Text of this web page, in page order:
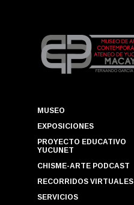
MUSEO
EXPOSICIONES
PROYECTO EDUCATIVO
YUCUNET
CHISME-ARTE PODCAST
RECORRIDOS VIRTUALES
SERVICIOS